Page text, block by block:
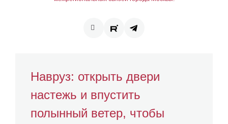
Навруз: открыть двери
настежь и впустить
полынный ветер, чтобы